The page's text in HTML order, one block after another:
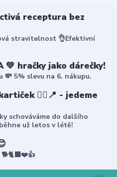
receptura bez
stravitelnost 👌Efektivní
💚 hračky jako dárečky!
💸 5% slevu na 6. nákupu.
🤸‍♀️📍 - jedeme
schováváme do dalšího
už letos v létě!